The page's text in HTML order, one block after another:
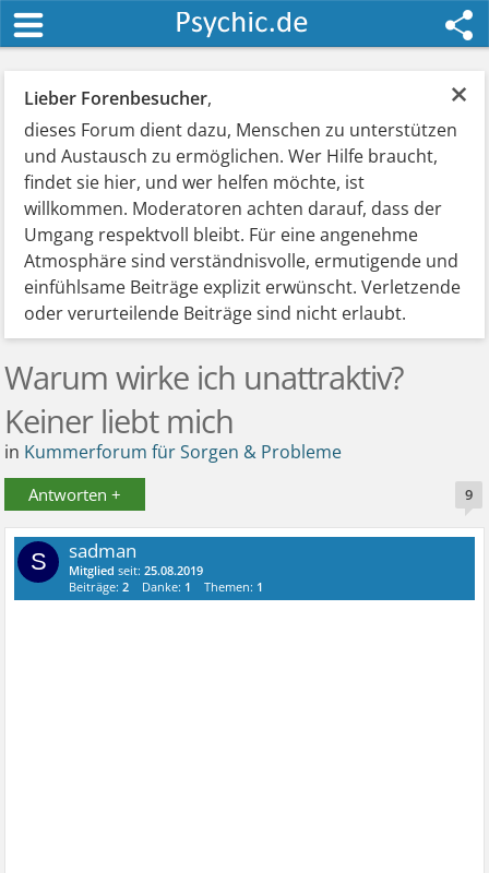
×
Lieber Forenbesucher,
dieses Forum dient dazu, Menschen zu unterstützen
und Austausch zu ermöglichen. Wer Hilfe braucht,
findet sie hier, und wer helfen möchte, ist
willkommen. Moderatoren achten darauf, dass der
Umgang respektvoll bleibt. Für eine angenehme
Atmosphäre sind verständnisvolle, ermutigende und
einfühlsame Beiträge explizit erwünscht. Verletzende
oder verurteilende Beiträge sind nicht erlaubt.
Warum wirke ich unattraktiv?
Keiner liebt mich
in Kummerforum für Sorgen & Probleme
Antworten + 9
S sadman
Mitglied seit:25.08.2019
Beiträge:2 Danke: 1 Themen: 1